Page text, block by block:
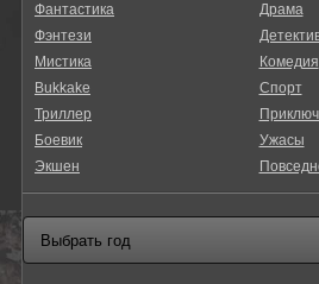
Фантастика
Фэнтези
Мистика
Bukkake
Триллер
Боевик
Экшен
Драма
Комедия
Спорт
Ужасы